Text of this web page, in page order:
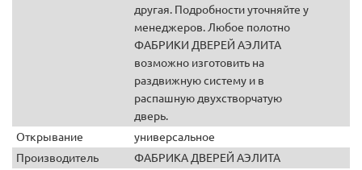
другая. Подробности уточняйте у
менеджеров. Любое полотно
ФАБРИКИ ДВЕРЕЙ АЭЛИТА
возможно изготовить на
раздвижную систему и в
распашную двухстворчатую
дверь.
Открывание
универсальное
Производитель
ФАБРИКА ДВЕРЕЙ АЭЛИТА